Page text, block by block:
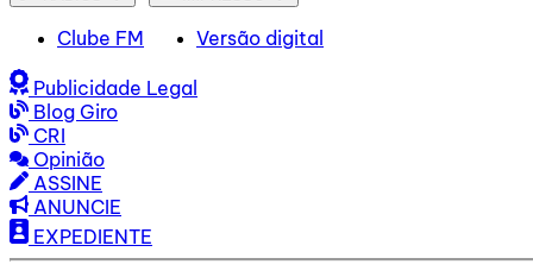
Clube FM Versão digital
Publicidade Legal
Blog Giro
CRI
Opinião
ASSINE
ANUNCIE
EXPEDIENTE